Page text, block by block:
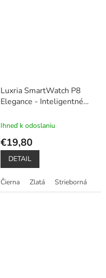
Luxria SmartWatch P8
Elegance - Inteligentné
Ihneď k odoslaniu
€19,80
DETAIL
Čierna Zlatá Strieborná